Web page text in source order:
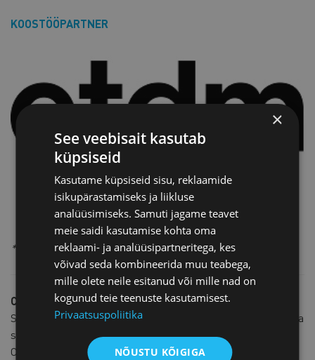
KOOSTÖÖPARTNER
*Päise foto: Hedi Jaansoo
COVID-19 piirangutest tulenev info
Seoses avalike ürituste korraldamisele seatud piirangutega
saame üritusele lubada vaid negatiivse testitulemusega,
COVID-19 haiguse läbi põdenud või selle vastu
×
See veebisait kasutab
küpsiseid
Kasutame küpsiseid sisu, reklaamide
isikupärastamiseks ja liikluse
analüüsimiseks. Samuti jagame teavet
meie saidi kasutamise kohta oma
reklaami- ja analüüsipartneritega, kes
võivad seda kombineerida muu teabega,
mille olete neile esitanud või mille nad on
kogunud teie teenuste kasutamisest.
Privaatsuspoliitika
NÕUSTU KÕIGIGA